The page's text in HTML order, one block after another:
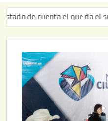
cuenta el que da el susto